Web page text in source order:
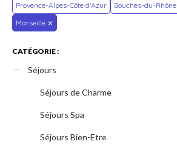
Provence-Alpes-Côte d'Azur
Bouches-du-Rhône
Marseille
CATÉGORIE :
Séjours
Séjours de Charme
Séjours Spa
Séjours Bien-Etre